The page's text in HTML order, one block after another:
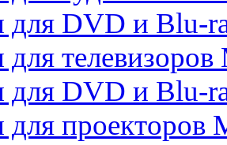
для DVD и Blu-
для DVD и Blu-
для проекторов